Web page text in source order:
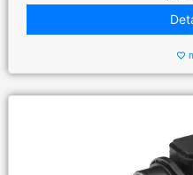
favorite_border